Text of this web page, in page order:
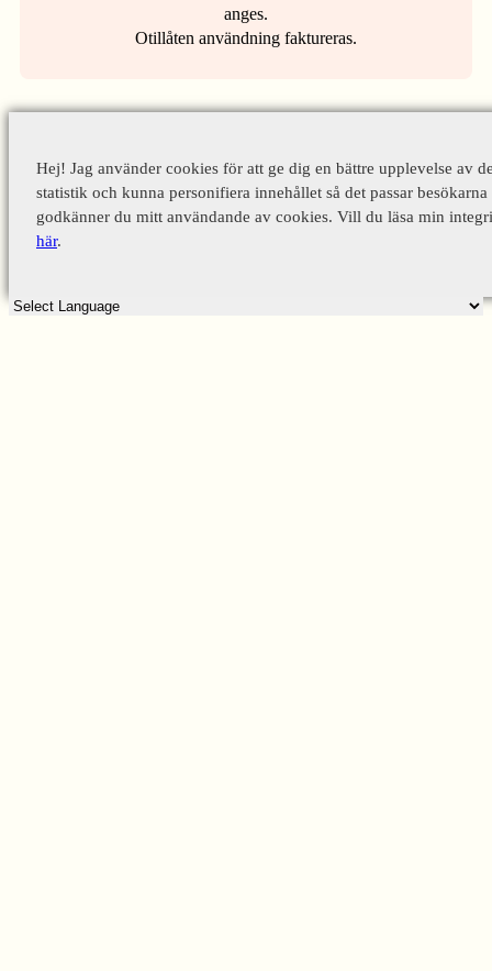
anges.
Otillåten användning faktureras.
Hej! Jag använder cookies för att ge dig en bättre upplevelse av
statistik och kunna personifiera innehållet så det passar
godkänner du mitt användande av cookies. Vill du läsa min
här.